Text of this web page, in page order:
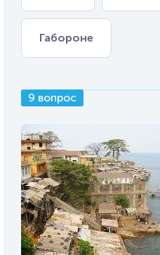
Габороне
9 вопрос